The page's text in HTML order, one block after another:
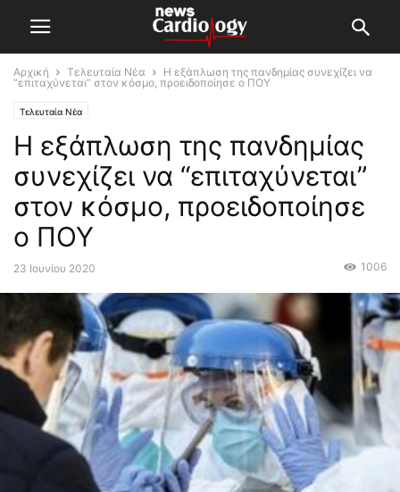
Αρχική Τελευταία Νέα
Η εξάπλωση της πανδημίας συνεχίζει να
“επιταχύνεται” στον κόσμο, προειδοποίησε ο ΠΟΥ
Τελευταία Νέα
Η εξάπλωση της πανδημίας
συνεχίζει να “επιταχύνεται”
στον κόσμο, προειδοποίησε
ο ΠΟΥ
23 Ιουνίου 2020 1006